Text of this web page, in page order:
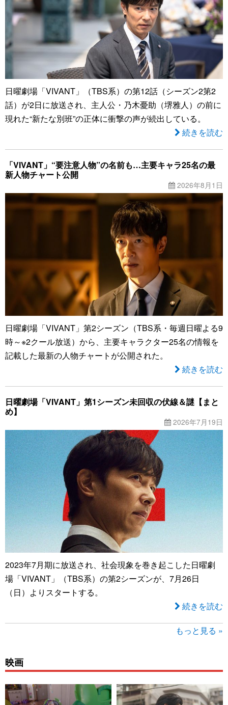
日曜劇場「VIVANT」（TBS系）の第12話（シーズン2第2
話）が2日に放送され、主人公・乃木憂助（堺雅人）の前に
現れた“新たな別班”の正体に衝撃の声が続出している。
続きを読む
「VIVANT」“要注意人物”の名前も…主要キャラ25名の最
新人物チャート公開
2026年8月1日
日曜劇場「VIVANT」第2シーズン（TBS系・毎週日曜よる9
時～※2クール放送）から、主要キャラクター25名の情報を
記載した最新の人物チャートが公開された。
続きを読む
日曜劇場「VIVANT」第1シーズン未回収の伏線＆謎【まと
め】
2026年7月19日
2023年7月期に放送され、社会現象を巻き起こした日曜劇
場「VIVANT」（TBS系）の第2シーズンが、7月26日
（日）よりスタートする。
続きを読む
もっと見る »
映画